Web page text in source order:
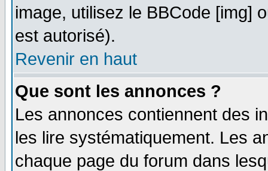
image, utilisez le BBCode [img]
est autorisé).
Revenir en haut
Que sont les annonces ?
Les annonces contiennent des
les lire systématiquement. Les
chaque page du forum dans